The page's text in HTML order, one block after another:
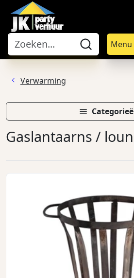
Menu
Verwarming
Gaslantaarns /